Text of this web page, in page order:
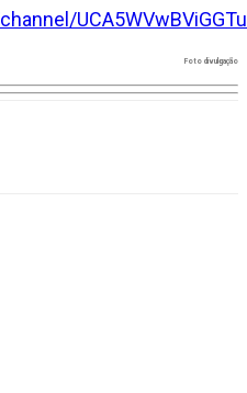
channel/
Foto divulgação